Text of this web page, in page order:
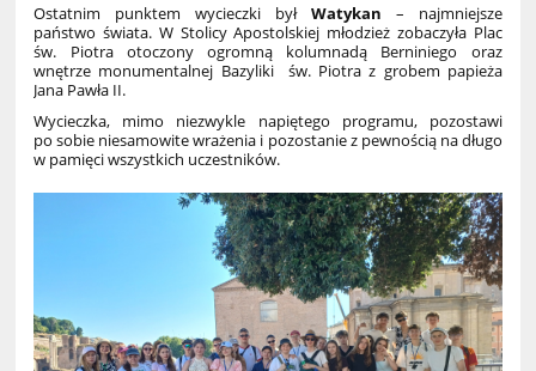
Ostatnim punktem wycieczki był Watykan – najmniejsze
państwo świata. W Stolicy Apostolskiej młodzież zobaczyła Plac
św. Piotra otoczony ogromną kolumnadą Berniniego oraz
wnętrze monumentalnej Bazyliki św. Piotra z grobem papieża
Jana Pawła II.
Wycieczka, mimo niezwykle napiętego programu, pozostawi
po sobie niesamowite wrażenia i pozostanie z pewnością na długo
w pamięci wszystkich uczestników.